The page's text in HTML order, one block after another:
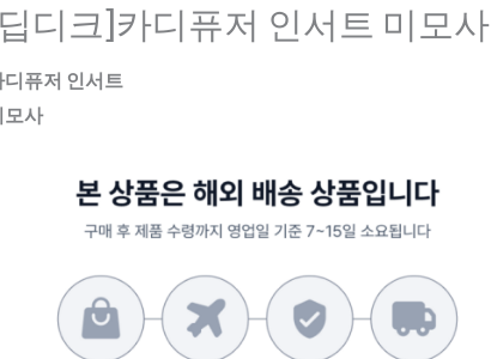
디크]카디퓨저 인서트 미모사
디퓨저 인서트
모사
]